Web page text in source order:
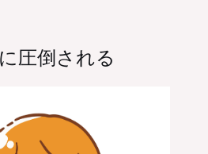
圧倒される